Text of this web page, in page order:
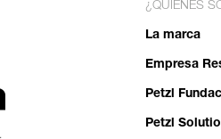
¿QUIÉNES
La marca
Empresa
Petzl
Petzl